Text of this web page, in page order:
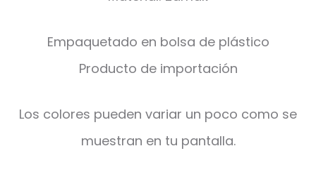
Empaquetado en bolsa de plástico
Producto de importación
Los colores pueden variar un poco como se
muestran en tu pantalla.